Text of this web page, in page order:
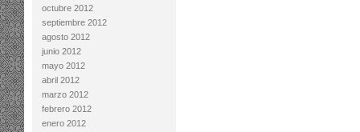
octubre 2012
septiembre 2012
agosto 2012
junio 2012
mayo 2012
abril 2012
marzo 2012
febrero 2012
enero 2012